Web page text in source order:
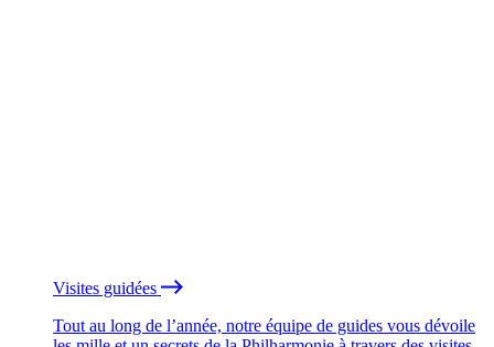
Visites guidées
Tout au long de l’année, notre équipe de guides vous dévoile